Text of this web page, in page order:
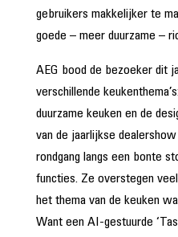
gebruikers makkelijker te
goede – meer duurzame –
AEG bood de bezoeker dit
verschillende
duurzame keuken en de
van de jaarlijkse
rondgang langs een bonte
functies. Ze overstegen
het thema van de keuken
Want een AI-gestuurde